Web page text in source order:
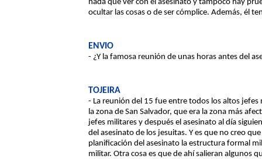
nada que ver con el asesinato y tampoco hay
ocultar las cosas o de ser cómplice. Además, él
ENVIO
- ¿Y la famosa reunión de unas horas antes del
TOJEIRA
- La reunión del 15 fue entre todos los altos
la zona de San Salvador, que era la zona más
jefes militares y después el asesinato al día
del asesinato de los jesuitas. Y es que no creo
planificación del asesinato la estructura formal
militar. Otra cosa es que de ahí salieran algunos